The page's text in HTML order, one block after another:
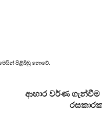
මෙයින් පිළිබිඹු නොවේ.
ආහාර වර්ණ ගැන්වීම